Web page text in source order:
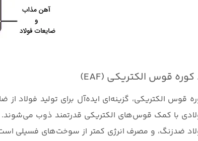
با کمک قوس‌های الکتریکی قدرتمند ذوب می‌شوند.
ضدزنگ، و مصرف انرژی کمتر از سوخت‌های فسیلی